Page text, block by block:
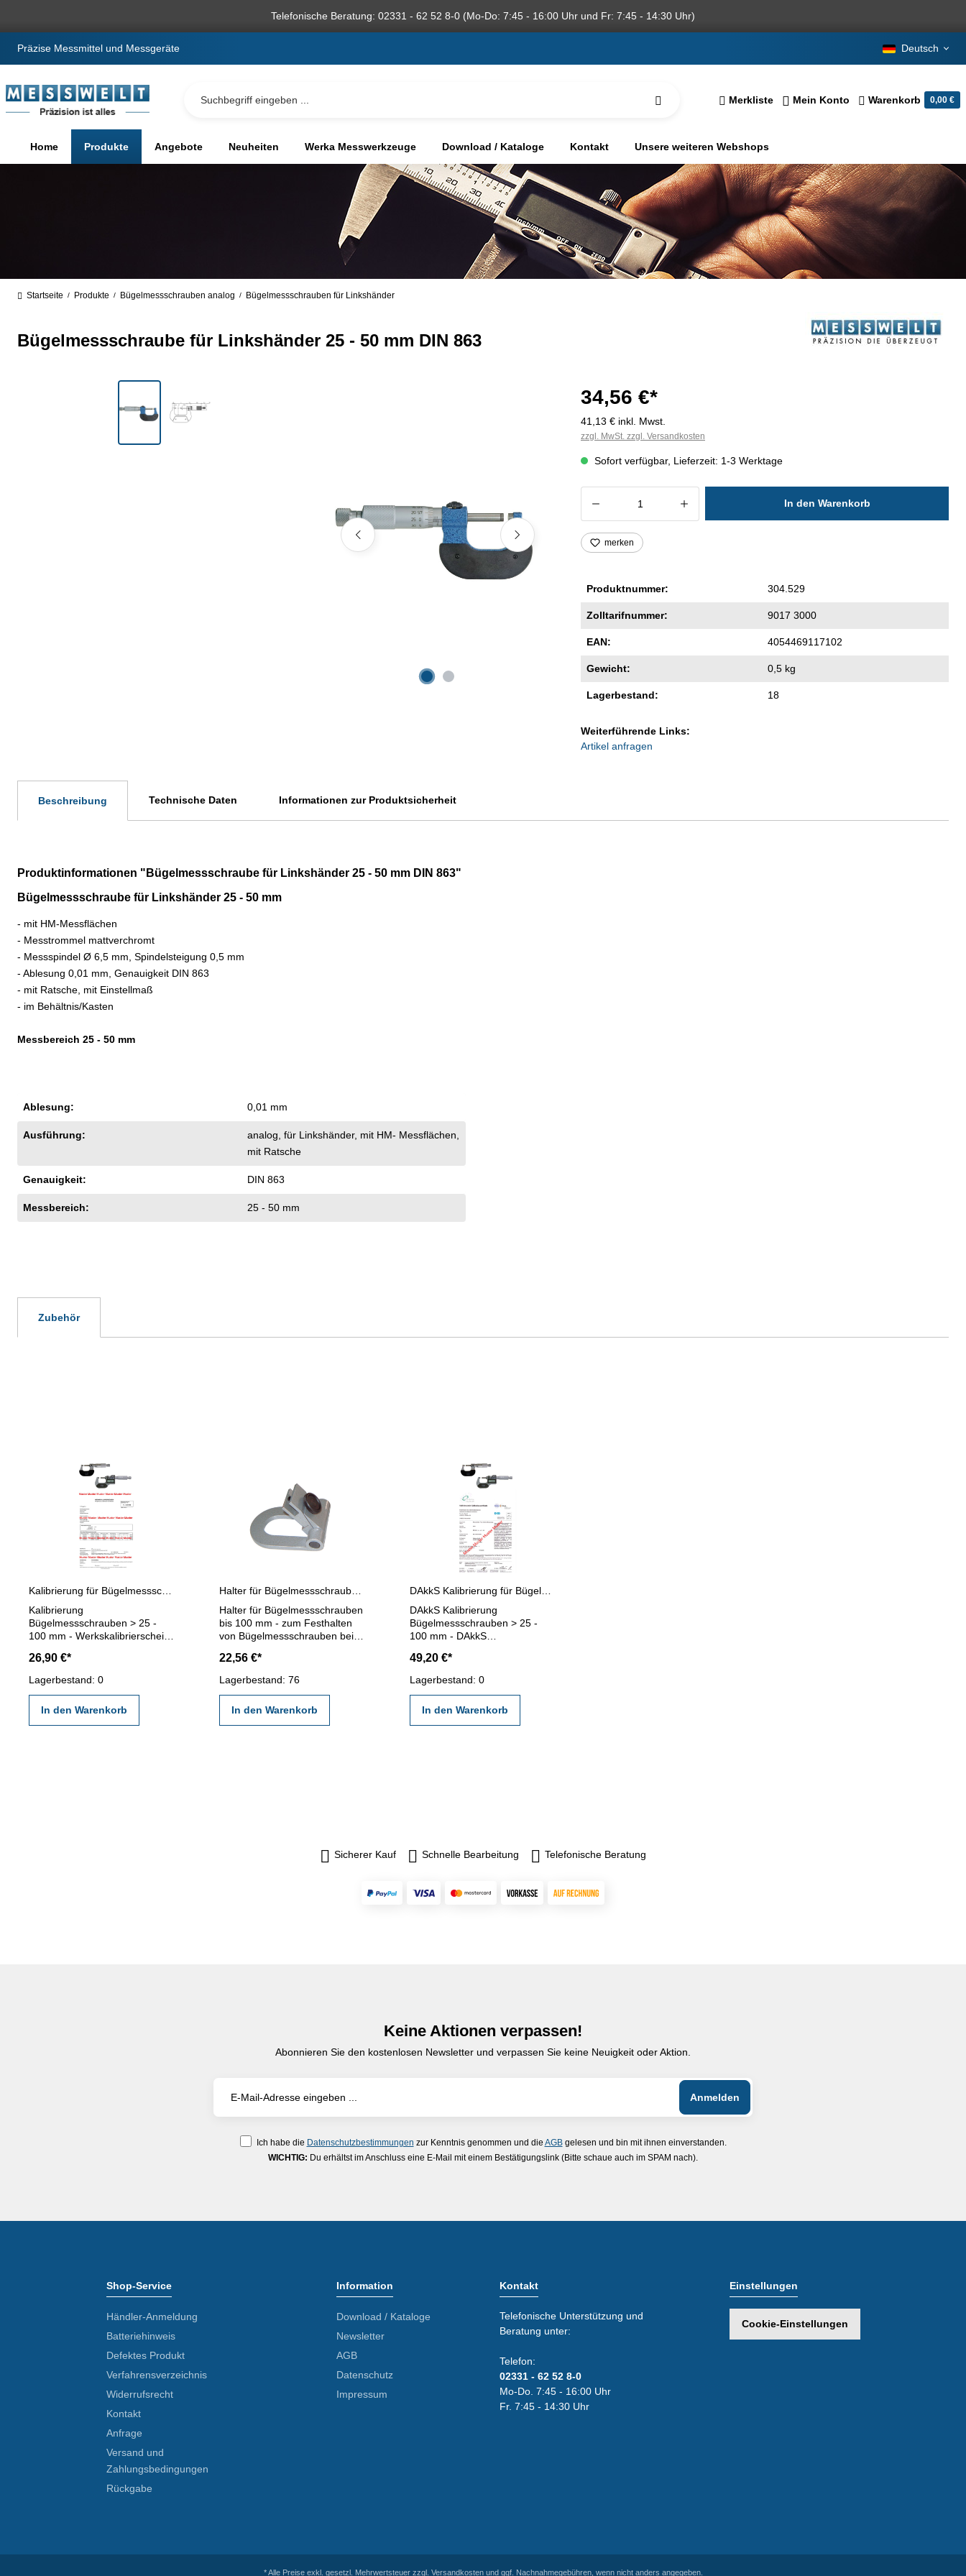
Telefonische Beratung: 02331 - 62 52 8-0 (Mo-Do: 7:45 - 16:00 Uhr und Fr: 7:45 - 14:30 Uhr)
Präzise Messmittel und Messgeräte Deutsch
Merkliste Mein Konto Warenkorb 0,00 €
Home Produkte Angebote Neuheiten Werka Messwerkzeuge Download / Kataloge Kontakt Unsere weiteren Webshops
Startseite / Produkte / Bügelmessschrauben analog / Bügelmessschrauben für Linkshänder
Bügelmessschraube für Linkshänder 25 - 50 mm DIN 863
Bildergalerie überspringen 34,56 €*
41,13 € inkl. Mwst.
zzgl. MwSt. zzgl. Versandkosten
Sofort verfügbar, Lieferzeit: 1-3 Werktage
Produkt Anzahl: Gib den gewünschten Wert
In den Warenkorb
merken
Produktnummer: 304.529
Zolltarifnummer: 9017 3000
EAN: 4054469117102
Gewicht: 0,5 kg
Lagerbestand: 18
Weiterführende Links:
Artikel anfragen
Beschreibung Technische Daten Informationen zur Produktsicherheit
Produktinformationen "Bügelmessschraube für Linkshänder 25 - 50 mm DIN 863"
Bügelmessschraube für Linkshänder 25 - 50 mm
- mit HM-Messflächen
- Messtrommel mattverchromt
- Messspindel Ø 6,5 mm, Spindelsteigung 0,5 mm
- Ablesung 0,01 mm, Genauigkeit DIN 863
- mit Ratsche, mit Einstellmaß
- im Behältnis/Kasten
Messbereich 25 - 50 mm
Ablesung: 0,01 mm
Ausführung: analog , für Linkshänder, mit HM- Messflächen
mit Ratsche
Genauigkeit: DIN 863
Messbereich: 25 - 50 mm
Zubehör
Kalibrierung
Bügelmessschrauben > 25 -
100 mm - Werkskalibrierschein
Bügelmessschrauben > 25 -
100 mm Messbereich - erstellt
durch ein Kalibrierlabor- nach
VDI/VDE/DGQ 2618 oder nach
26,90 €*
Lagerbestand: 0
In den Warenkorb
Halter für Bügelmessschrauben
bis 100 mm - zum Festhalten
von Bügelmessschrauben beim
Bügelmesschrauben /
Mikrometer bis 100 mm
Messbereich - Neigung
- Gewicht 750 g
22,56 €*
Lagerbestand: 76
In den Warenkorb
DAkkS Kalibrierung
Bügelmessschrauben > 25 -
100 mm - DAkkS
digitale Bügelmessschrauben >
25 - 100 mm Messbereich -
erstellt durch ein Kalibrierlabor-
von VDI/VDE/DGQ 2618 oder
nach angegebenen
49,20 €*
Lagerbestand: 0
In den Warenkorb
Sicherer Kauf Schnelle Bearbeitung Telefonische Beratung
Keine Aktionen verpassen!
Abonnieren Sie den kostenlosen Newsletter und verpassen Sie keine Neuigkeit oder Aktion.
Ich habe die Datenschutzbestimmungen zur Kenntnis genommen und die AGBgelesen und bin mit ihnen einverstanden.
WICHTIG: Du erhältst im Anschluss eine E-Mail mit einem Bestätigungslink (Bitte schaue auch im SPAM nach).
Shop-Service
Händler-Anmeldung
Batteriehinweis
Defektes Produkt
Verfahrensverzeichnis
Widerrufsrecht
Kontakt
Anfrage
Versand und
Zahlungsbedingungen
Rückgabe
Information
Download / Kataloge
Newsletter
AGB
Datenschutz
Impressum
Kontakt
Telefonische Unterstützung und
Beratung unter:
Telefon:
02331 - 62 52 8-0
Mo-Do. 7:45 - 16:00 Uhr
Fr. 7:45 - 14:30 Uhr
Einstellungen
Cookie-Einstellungen
* Alle Preise exkl. gesetzl. Mehrwertsteuer zzgl. Versandkostenund ggf. Nachnahmegebühren, wenn nicht anders angegeben.